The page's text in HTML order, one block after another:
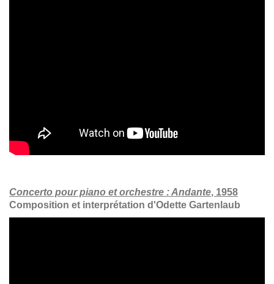
Concerto pour piano et orchestre : Andante, 1958
Composition et interprétation d'Odette Gartenlaub